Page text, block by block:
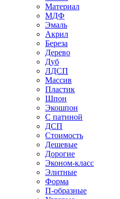
Материал
МДФ
Эмаль
Акрил
Береза
Дерево
Дуб
ЛДСП
Массив
Пластик
Шпон
Экошпон
С патиной
ДСП
Стоимость
Дешевые
Дорогие
Эконом-класс
Элитные
Форма
П-образные